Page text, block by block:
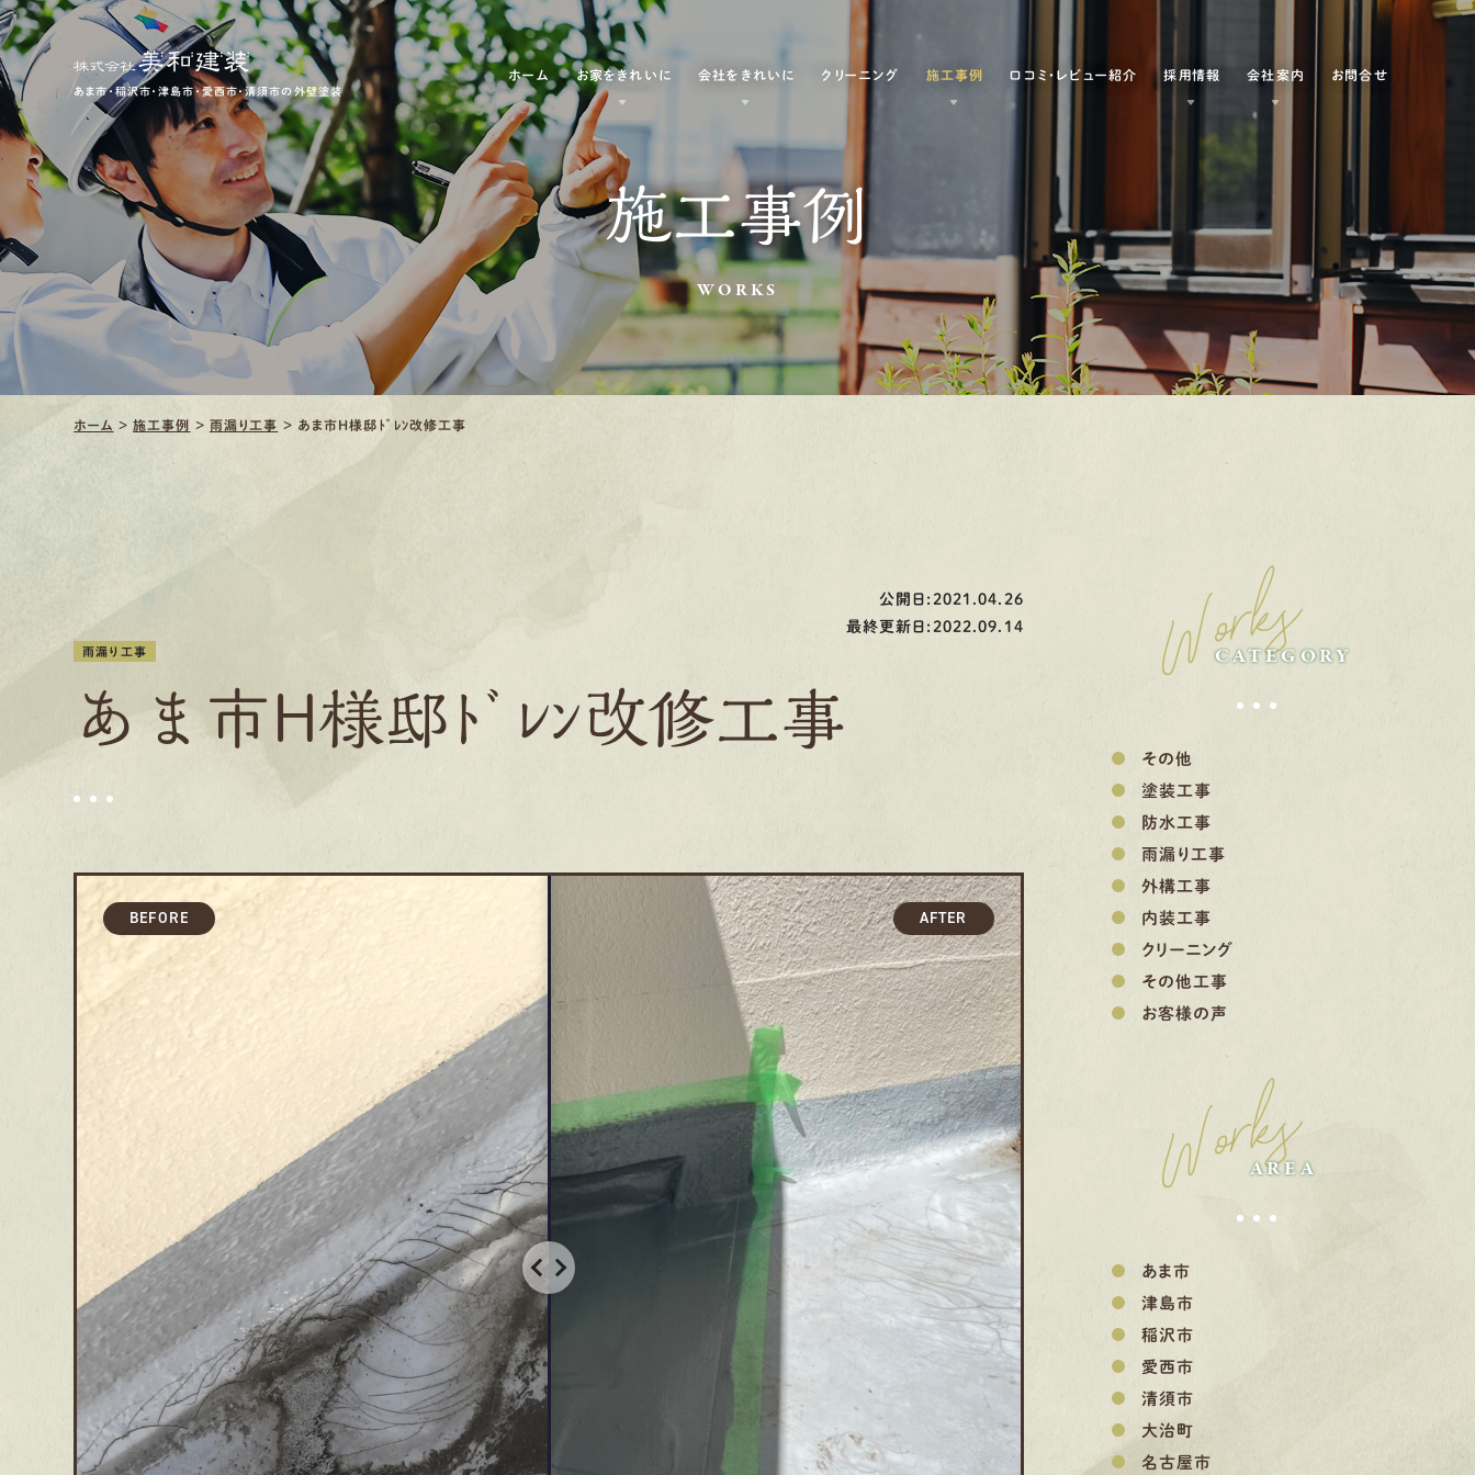
あま市・稲沢市・津島市・愛西市・清須市の外壁塗装
ホーム お家をきれいに 会社をきれいに クリーニング 施工事例 口コミ・レビュー紹介 採用情報 会社案内 お問合せ
施工事例
WORKS
ホーム > 施工事例 > 雨漏り工事 > あま市H様邸ﾄﾞﾚﾝ改修工事
公開日:2021.04.26
最終更新日:2022.09.14
雨漏り工事
あま市H様邸ﾄﾞﾚﾝ改修工事
Works
CATEGORY
その他
塗装工事
防水工事
雨漏り工事
外構工事
内装工事
クリーニング
その他工事
お客様の声
Works
AREA
あま市
津島市
稲沢市
愛西市
清須市
大治町
名古屋市